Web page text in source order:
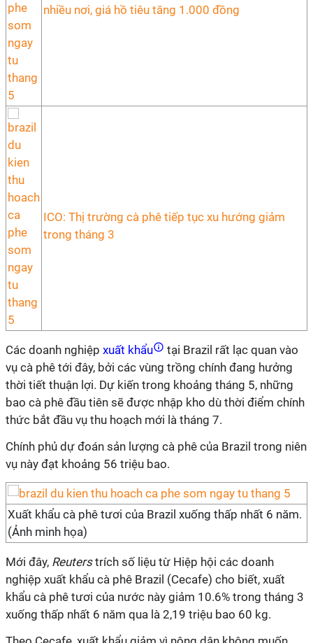
nhiều nơi, giá hồ tiêu tăng 1.000 đồng
ICO: Thị trường cà phê tiếp tục xu hướng giảm
trong tháng 3
Các doanh nghiệp xuất khẩu
tại Brazil rất lạc quan vào
vụ cà phê tới đây, bởi các vùng trồng chính đang hưởng
thời tiết thuận lợi. Dự kiến trong khoảng tháng 5, những
bao cà phê đầu tiên sẽ được nhập kho dù thời điểm chính
thức bắt đầu vụ thu hoạch mới là tháng 7.
Chính phủ dự đoán sản lượng cà phê của Brazil trong niên
vụ này đạt khoảng 56 triệu bao.
Xuất khẩu cà phê tươi của Brazil xuống thấp nhất 6 năm.
(Ảnh minh họa)
Mới đây, Reuterstrích số liệu từ Hiệp hội các doanh
nghiệp xuất khẩu cà phê Brazil (Cecafe) cho biết, xuất
khẩu cà phê tươi của nước này giảm 10.6% trong tháng 3
xuống thấp nhất 6 năm qua là 2,19 triệu bao 60 kg.